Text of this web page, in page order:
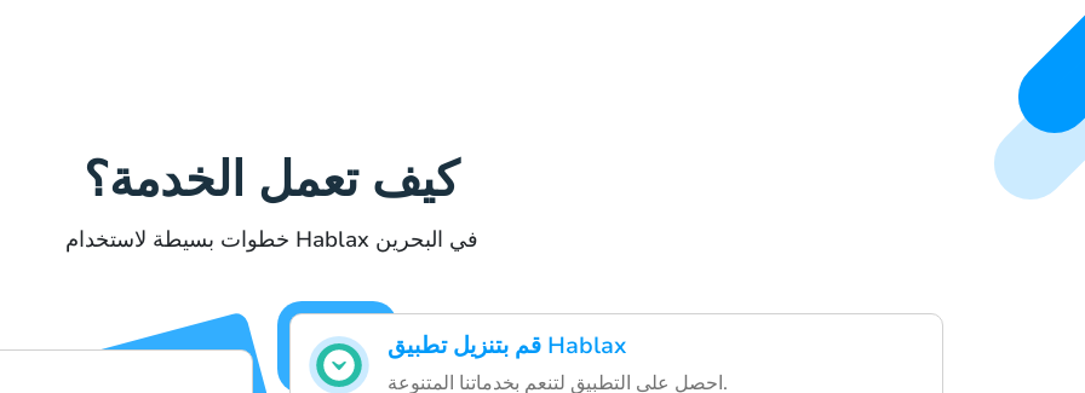
كيف تعمل الخدمة؟
خطوات بسيطة لاستخدام Hablax في البحرين
قم بتنزيل تطبيق Hablax
احصل على التطبيق لتنعم بخدماتنا المتنوعة.